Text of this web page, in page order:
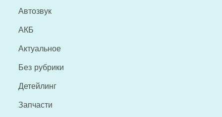
Автозвук
АКБ
Актуальное
Без рубрики
Детейлинг
Запчасти